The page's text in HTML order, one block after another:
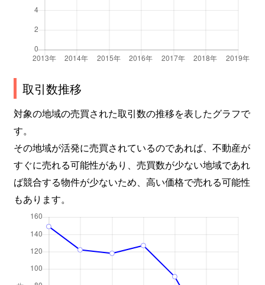
取引数推移
対象の地域の売買された取引数の推移を表したグラフで
す。
その地域が活発に売買されているのであれば、不動産が
すぐに売れる可能性があり、売買数が少ない地域であれ
ば競合する物件が少ないため、高い価格で売れる可能性
もあります。